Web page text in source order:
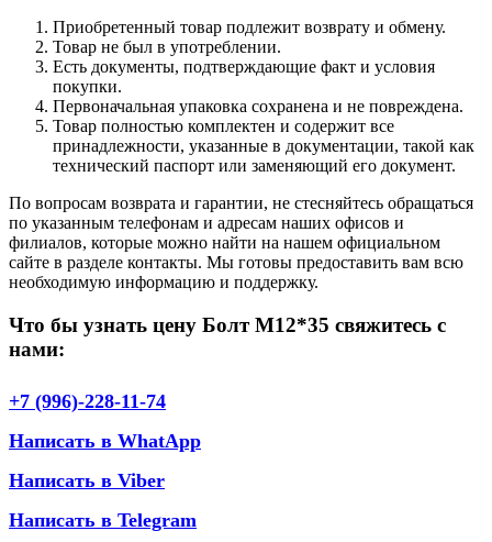
Приобретенный товар подлежит возврату и обмену.
Товар не был в употреблении.
Есть документы, подтверждающие факт и условия
покупки.
Первоначальная упаковка сохранена и не повреждена.
Товар полностью комплектен и содержит все
принадлежности, указанные в документации, такой как
технический паспорт или заменяющий его документ.
По вопросам возврата и гарантии, не стесняйтесь обращаться
по указанным телефонам и адресам наших офисов и
филиалов, которые можно найти на нашем официальном
сайте в разделе контакты. Мы готовы предоставить вам всю
необходимую информацию и поддержку.
Что бы узнать цену Болт М12*35 свяжитесь с
нами:
+7 (996)-228-11-74
Написать в WhatApp
Написать в Viber
Написать в Telegram